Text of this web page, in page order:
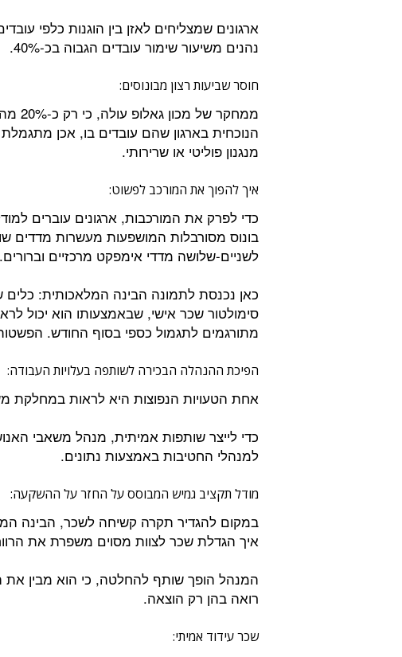
ארגונים שמצליחים לאזן בין הוגנות כלפי
נהנים משיעור שימור עובדים הגבוה בכ-40%.
חוסר שביעות רצון מבונוסים:
הנוכחית בארגון שהם עובדים בו, אכן
מנגנון פוליטי או שרירותי.
איך להפוך את המורכב לפשוט:
כדי לפרק את המורכבות, ארגונים עוברים
בונוס מסורבלות המושפעות מעשרות מדדים
לשניים-שלושה מדדי אימפקט מרכזיים וברורים.
כאן נכנסת לתמונה הבינה המלאכותית: כלים
סימולטור שכר אישי, שבאמצעותו הוא יכול
מתורגמים לתגמול כספי בסוף החודש.
הפיכת ההנהלה הבכירה לשותפה בעלויות העבודה:
אחת הטעויות הנפוצות היא לראות במחלקת
כדי לייצר שותפות אמיתית, מנהל משאבי
למנהלי החטיבות באמצעות נתונים.
מודל תקציב גמיש המבוסס על החזר על ההשקעה:
במקום להגדיר תקרה קשיחה לשכר, הבינה
איך הגדלת שכר לצוות מסוים משפרת את
המנהל הופך שותף להחלטה, כי הוא מבין
רואה בהן רק הוצאה.
שכר עידוד אמיתי: